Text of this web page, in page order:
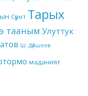
Сүрөт Тарых
тааным Улуттук
Ш. Дүйшеев
маданият